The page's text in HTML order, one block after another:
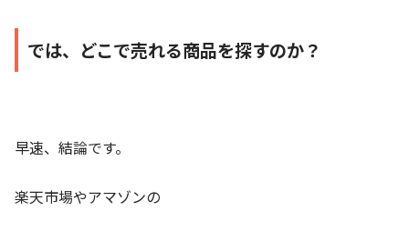
では、どこで売れる商品を探すのか？
早速、結論です。
楽天市場やアマゾンの